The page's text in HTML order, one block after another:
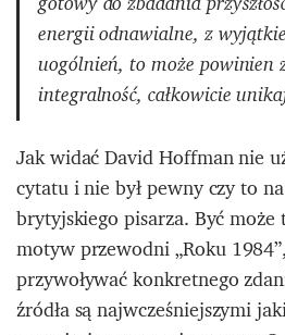
energii odnawialne, z
uogólnień, to może powinien
integralność, całkowicie
Jak widać David Hoffman nie
cytatu i nie był pewny czy to
brytyjskiego pisarza. Być
motyw przewodni „Roku
przywoływać konkretnego
źródła są najwcześniejszymi